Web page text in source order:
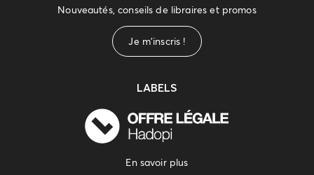
Nouveautés, conseils de libraires et promos
Je m'inscris !
LABELS
En savoir plus